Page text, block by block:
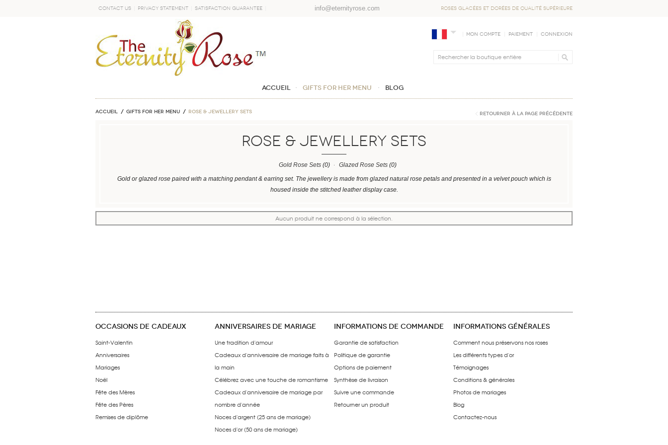
Contact Us Privacy Statement Satisfaction Guarantee info@eternityrose.com ROSES GLACÉES ET DORÉES DE QUALITÉ SUPÉRIEURE
Mon compte Paiement Connexion
Accueil GIFTS FOR HER MENU Blog
Accueil GIFTS FOR HER MENU ROSE & JEWELLERY SETS Retourner à la page précédente
ROSE & JEWELLERY SETS
Gold Rose Sets (0) Glazed Rose Sets (0)
Gold or glazed rose paired with a matching pendant & earring set. The jewellery is made from glazed natural rose petals and presented in a velvet pouch which is
housed inside the stitched leather display case.
Aucun produit ne correspond à la sélection.
OCCASIONS DE CADEAUX
Saint-Valentin
Anniversaires
Mariages
Noël
Fête des Mères
Fête des Pères
Remises de diplôme
ANNIVERSAIRES DE MARIAGE
Une tradition d'amour
Cadeaux d'anniversaire de mariage faits à
la main
Célébrez avec une touche de romantisme
Cadeaux d'anniversaire de mariage par
nombre d'année
Noces d'argent (25 ans de mariage)
Noces d'or (50 ans de mariage)
INFORMATIONS DE COMMANDE
Garantie de satisfaction
Politique de garantie
Options de paiement
Synthèse de livraison
Suivre une commande
Retourner un produit
INFORMATIONS GÉNÉRALES
Comment nous préservons nos roses
Les différents types d'or
Témoignages
Conditions & générales
Photos de mariages
Blog
Contactez-nous